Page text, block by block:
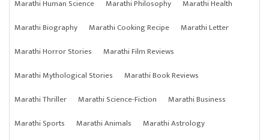
Marathi Human Science
Marathi Philosophy
Marathi Health
Marathi Biography
Marathi Cooking Recipe
Marathi Letter
Marathi Horror Stories
Marathi Film Reviews
Marathi Mythological Stories
Marathi Book Reviews
Marathi Thriller
Marathi Science-Fiction
Marathi Business
Marathi Sports
Marathi Animals
Marathi Astrology